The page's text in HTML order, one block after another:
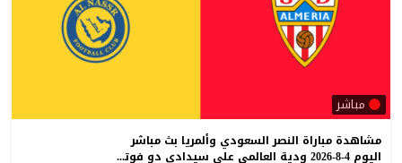
مباشر
مشاهدة مباراة النصر السعودي وألمريا بث مباشر
اليوم 4-8-2026 ودية العالمي على سيدادي دو فوتيبول